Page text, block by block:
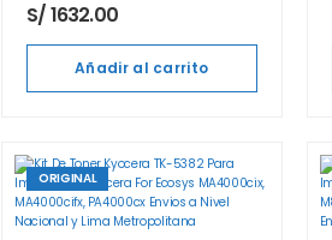
S/ 1632.00
Añadir al carrito
ORIGINAL